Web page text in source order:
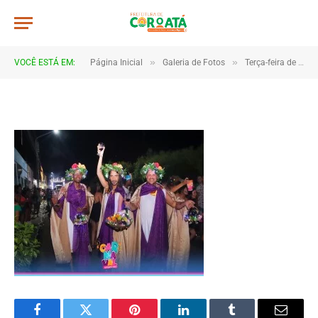
VOCÊ ESTÁ EM: Página Inicial » Galeria de Fotos » Terça-feira de carnaval 2023